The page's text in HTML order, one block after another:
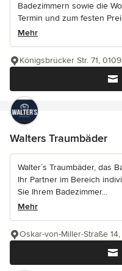
Badezimmern sowie die
Termin und zum festen
Mehr
Königsbrücker Str. 71,
Walters Traumbäder
Walter´s Traumbäder, das
Ihr Partner im Bereich
Sie Ihrem Badezimmer...
Mehr
Oskar-von-Miller-Straße